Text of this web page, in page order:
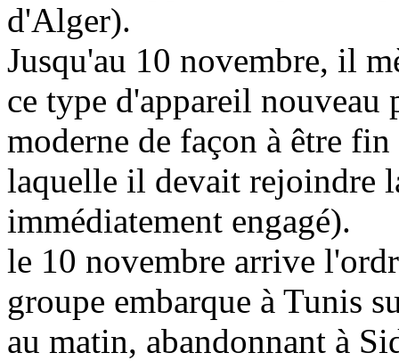
d'Alger).
Jusqu'au 10 novembre, il
ce type d'appareil
moderne de façon à être
laquelle il devait rejoindre
immédiatement engagé).
le 10 novembre arrive
groupe embarque à Tunis
au matin, abandonnant à